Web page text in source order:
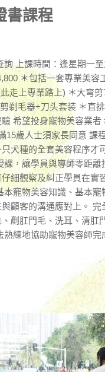
書課程
上課時間：逢星期一
＊包括一套專業美
走上專業路上) ＊大弯
剃毛器+刀头套装 ＊直
希望投身寵物美容業
15歲人士須家長同意 課
犬種的全套美容程序才
，讓學員與導師零距
細觀察及糾正學員在實
寵物美容知識、基本
顧客的溝通應對上。
剷肛門毛、洗耳、清
練地協助寵物美容師